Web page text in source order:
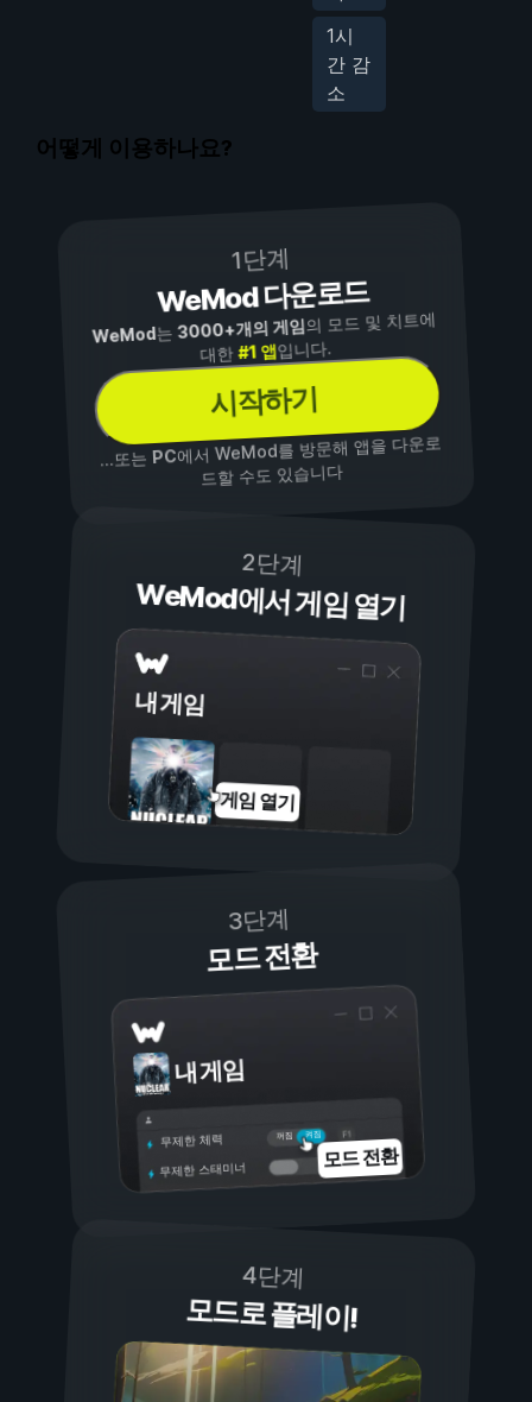
1시
간 감
소
어떻게 이용하나요?
1단계
WeMod 다운로드
WeMod는3000+개의 게임의 모드 및 치트에
대한#1 앱입니다.
시작하기
...또는PC에서 WeMod를 방문해 앱을 다운로
드할 수도 있습니다
2단계
WeMod에서 게임 열기
내 게임
게임 열기
3단계
모드 전환
내 게임
켜짐
꺼짐
무제한 체력
무제한 스태미너 모드 전환
4단계
모드로 플레이!